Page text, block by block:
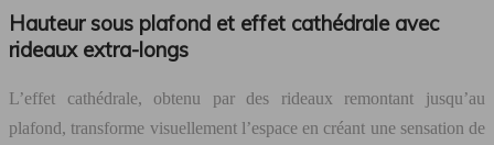
Hauteur sous plafond et effet cathédrale avec
rideaux extra-longs
L’effet cathédrale, obtenu par des rideaux remontant jusqu’au
plafond, transforme visuellement l’espace en créant une sensation de